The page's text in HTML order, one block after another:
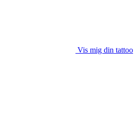
Vis mig din tattoo